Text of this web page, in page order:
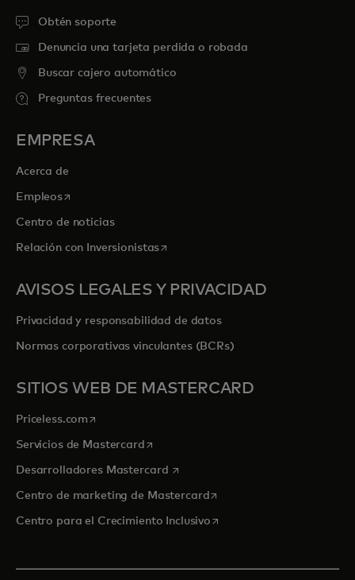
Obtén soporte
Denuncia una tarjeta perdida o robada
Buscar cajero automático
Preguntas frecuentes
EMPRESA
Acerca de
Empleosse abre en una pestaña nueva
Centro de noticias
Relación con Inversionistasse abre en una pestaña nueva
AVISOS LEGALES Y PRIVACIDAD
Privacidad y responsabilidad de datos
Normas corporativas vinculantes (BCRs)
SITIOS WEB DE MASTERCARD
Priceless.com se abre en una pestaña nueva
Servicios de Mastercardse abre en una pestaña nueva
Desarrolladores Mastercard se abre en una pestaña nueva
Centro de marketing de Mastercardse abre en una pestaña
Centro para el Crecimiento Inclusivose abre en una pestaña